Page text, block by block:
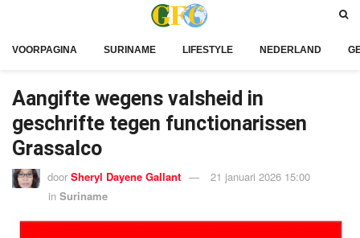
VOORPAGINA SURINAME LIFESTYLE NEDERLAND
Aangifte wegens valsheid in
geschrifte tegen functionarissen
Grassalco
door Sheryl Dayene Gallant
21 januari 2026 15:00
in Suriname